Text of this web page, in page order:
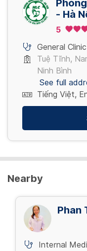
2,000,000 VND/
PT cắt phanh
200,000 VND/
View more
- Hà
5
General Clinic
Tuệ Tĩnh,
Ninh Bình
See full
Tiếng Việt,
Nearby
Phan
Internal